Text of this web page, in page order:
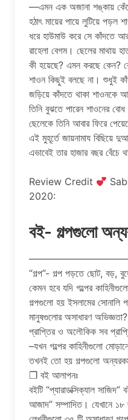
—এমন এক অজানা শঙ্কায়
হঠাৎ মায়ের পায়ে লুটিয়ে পড়ল
ধরে হাউমাউ করে সে কাঁদতে
রাহেলা বেগম। ছেলের মাথায়
কী হয়েছে? এমন করছে কেন?
শাওন কিছুই বলছে না। শুধুই
জড়িয়ে কাঁদতে থাকা শাওনকে
তিনি বুঝতে পারেন শাওনের
ছেলেকে তিনি আবার ফিরে
এই মুহূর্তে জায়নামায বিছিয়ে
এভাবেই তার হাজার বছর বেঁচে
Review Credit
2020:
বই- গল্পগুলো
“গল্প”- গল্প পড়তে ছোট, বড়,
কেমন হবে যদি গল্পের
গল্পগুলো হয় ইসলামের সোনালি
মানুষগুলোর অসাধারণ
প্রাপ্তির ও অলৌকিক সব
–যখন গল্পের কাহিনীগুলো
তখনই তো হয় গল্পগুলো
❐ বই আলাপনঃ
বইটি “প্যারাডক্সিক্যাল
আজাদ” সম্পাদিত। যেখানে